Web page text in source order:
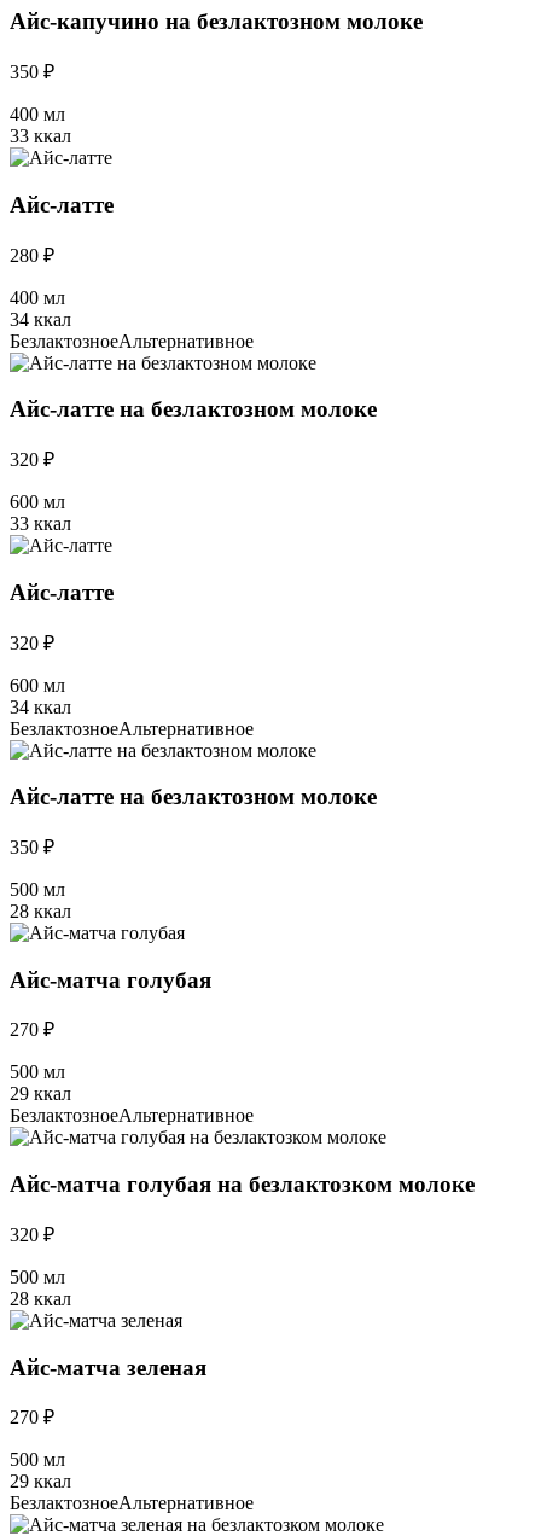
Айс-капучино на безлактозном молоке
350 ₽
400 мл
33 ккал
Айс-латте
280 ₽
400 мл
34 ккал
БезлактозноеАльтернативное
Айс-латте на безлактозном молоке
320 ₽
600 мл
33 ккал
Айс-латте
320 ₽
600 мл
34 ккал
БезлактозноеАльтернативное
Айс-латте на безлактозном молоке
350 ₽
500 мл
28 ккал
Айс-матча голубая
270 ₽
500 мл
29 ккал
БезлактозноеАльтернативное
Айс-матча голубая на безлактозком молоке
320 ₽
500 мл
28 ккал
Айс-матча зеленая
270 ₽
500 мл
29 ккал
БезлактозноеАльтернативное